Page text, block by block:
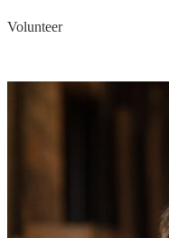
Volunteer